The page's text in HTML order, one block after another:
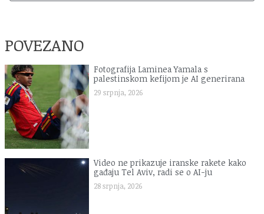
POVEZANO
Fotografija Laminea Yamala s
palestinskom kefijom je AI generirana
29 srpnja, 2026
Video ne prikazuje iranske rakete kako
gađaju Tel Aviv, radi se o AI-ju
28 srpnja, 2026